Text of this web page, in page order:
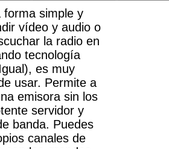
forma simple y
vídeo y audio o
la radio en
tecnología
es muy
usar. Permite a
emisora sin los
servidor y
banda. Puedes
canales de